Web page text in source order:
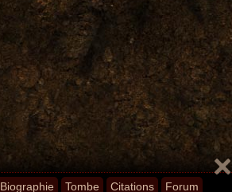
Biographie Tombe Citations Forum